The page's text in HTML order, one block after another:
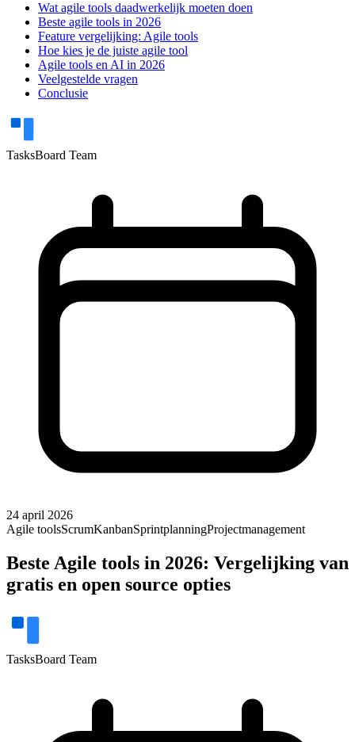
Wat agile tools daadwerkelijk moeten doen
Beste agile tools in 2026
Feature vergelijking: Agile tools
Hoe kies je de juiste agile tool
Agile tools en AI in 2026
Veelgestelde vragen
Conclusie
TasksBoard Team
24 april 2026
Agile toolsScrumKanbanSprintplanningProjectmanagement
Beste Agile tools in 2026: Vergelijking van
gratis en open source opties
TasksBoard Team